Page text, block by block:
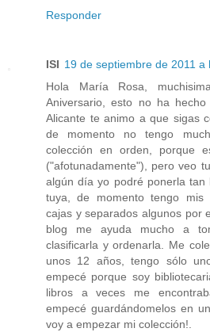
Responder
ISI 19 de septiembre de 2011 a
Hola María Rosa,
Aniversario, esto no ha
Alicante te animo a que sigas
de momento no tengo
colección en orden, porque
("afotunadamente"), pero veo
algún día yo podré ponerla tan
tuya, de momento tengo mis
cajas y separados algunos por
blog me ayuda mucho a
clasificarla y ordenarla. Me
unos 12 años, tengo sólo
empecé porque soy
libros a veces me
empecé guardándomelos en
voy a empezar mi colección!.